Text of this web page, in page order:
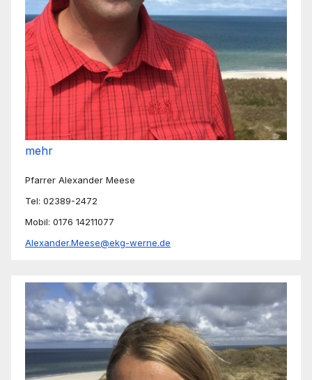
mehr
Pfarrer Alexander Meese
Tel: 02389-2472
Mobil: 0176 14211077
Alexander.Meese@ekg-werne.de